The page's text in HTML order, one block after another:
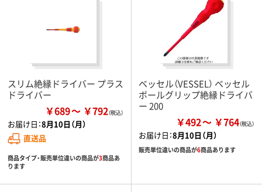
スリム絶縁ドライバー プラス
ドライバー
￥689 ￥792
お届け日：8月10日（月）
直送品
商品タイプ・販売単位違いの商品が3商品あ
ります
ベッセル（VESSEL） ベッセル
ボールグリップ絶縁ドライバ
ー 200
￥492 ￥764
お届け日：8月10日（月）
販売単位違いの商品が6商品あります